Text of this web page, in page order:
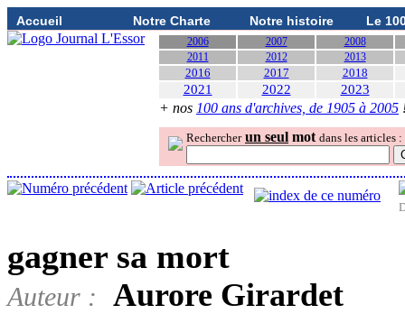
Accueil Notre Charte Notre histoire Le
2006 2007
2008
2011
2012 2013
2016 2017 2018
2021 2022 2023
+ nos 100 ans d'archives, de 1905 à 2005
Rechercher un seul mot dans les articles :
gagner sa mort
Auteur :
Aurore Girardet